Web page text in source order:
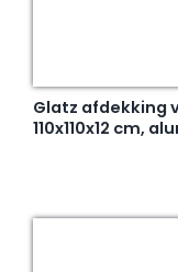
Glatz afdekking
110x110x12 cm,